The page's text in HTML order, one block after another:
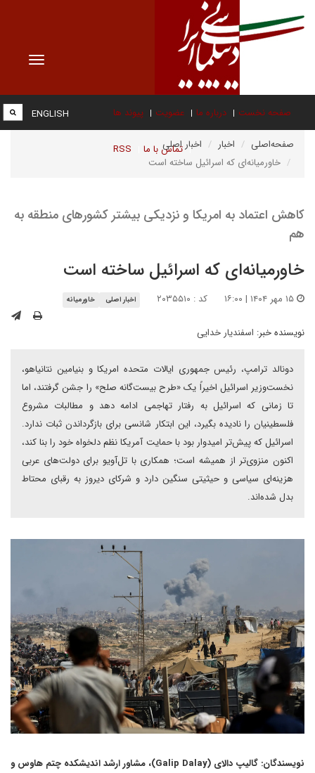
Toggle
صفحه نخست درباره ما عضویت پیوند ها
تماس با ما RSS
ENGLISH
صفحه‌اصلی اخبار
اخبار اصلی
خاورمیانه‌ای که اسرائیل ساخته است
کاهش اعتماد به امریکا و نزدیکی بیشتر کشورهای منطقه به
هم
خاورمیانه‌ای که اسرائیل ساخته است
کد : ۲۰۳۵۵۱۰ اخبار اصلی خاورمیانه
نویسنده خبر: اسفندیار خدایی
دونالد ترامپ، رئیس جمهوری ایالات متحده امریکا و بنیامین نتانیاهو،
نخست‌وزیر اسرائیل اخیراً یک «طرح بیست‌گانه صلح» را جشن گرفتند، اما
تا زمانی که اسرائیل به رفتار تهاجمی ادامه دهد و مطالبات مشروع
فلسطینیان را نادیده بگیرد، این ابتکار شانسی برای بازگرداندن ثبات ندارد.
اسرائیل که پیش‌تر امیدوار بود با حمایت آمریکا نظم دلخواه خود را بنا کند،
اکنون منزوی‌تر از همیشه است؛ همکاری با تل‌آویو برای دولت‌های عربی
هزینه‌ای سیاسی و حیثیتی سنگین دارد و شرکای دیروز به رقبای محتاط
بدل شده‌اند.
نویسندگان: گالیپ دالای (Galip Dalay)، مشاور ارشد اندیشکده چتم هاوس و